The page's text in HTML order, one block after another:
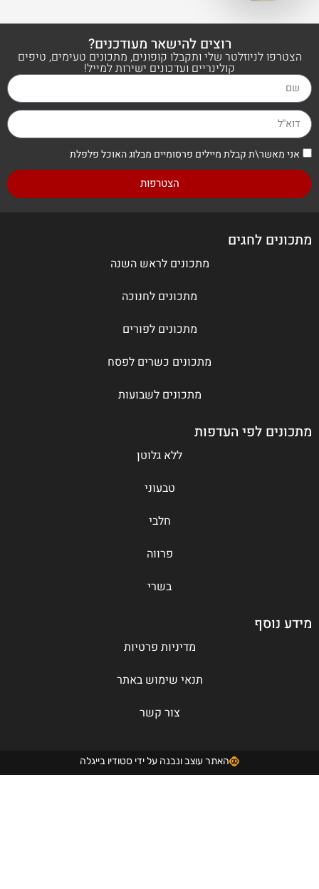
רוצים להישאר מעודכנים?
הצטרפו לניוזלטר שלי ותקבלו קופונים, מתכונים טעימים, טיפים
קולינריים ועדכונים ישירות למייל!
אני מאשר\ת קבלת מיילים פרסומיים מבלוג האוכל פלפלת
הצטרפות
לחגים
מתכונים לראש השנה
מתכונים לחנוכה
מתכונים לפורים
מתכונים כשרים לפסח
מתכונים לשבועות
לפי העדפות
ללא גלוטן
טבעוני
חלבי
פרווה
בשרי
נוסף
מדיניות פרטיות
תנאי שימוש באתר
צור קשר
האתר עוצב ונבנה על ידי סטודיו בייגלה